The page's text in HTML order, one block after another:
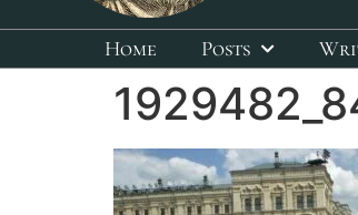
Home Posts